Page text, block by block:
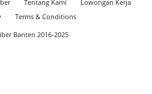
Tentang Kami
Lowongan Kerja
Terms & Conditions
Banten 2016-2025